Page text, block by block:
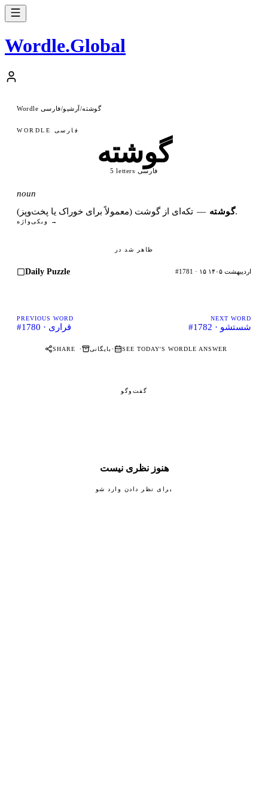
Wordle.Global
Wordle فارسی/آرشیو/گوشته
WORDLE فارسی
گوشته
5 letters·فارسی
noun
گوشته — تکه‌ای از گوشت (معمولاً برای خوراک یا پخت‌وپز).
ویکی‌واژه →
ظاهر شد در
Daily Puzzle #1781 · ۱۵ اردیبهشت ۱۴۰۵
PREVIOUS WORD
#1780 · قراری
NEXT WORD
#1782 · شستشو
SHARE · بایگانی · SEE TODAY'S WORDLE ANSWER
گفت‌وگو
هنوز نظری نیست
برای نظر دادن وارد شو